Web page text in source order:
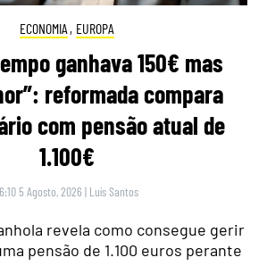
ECONOMIA , EUROPA
ganhava 150€ mas
reformada compara
com pensão atual de
1.100€
5 Agosto, 2026 | Luís Santos
revela como consegue gerir
pensão de 1.100 euros perante